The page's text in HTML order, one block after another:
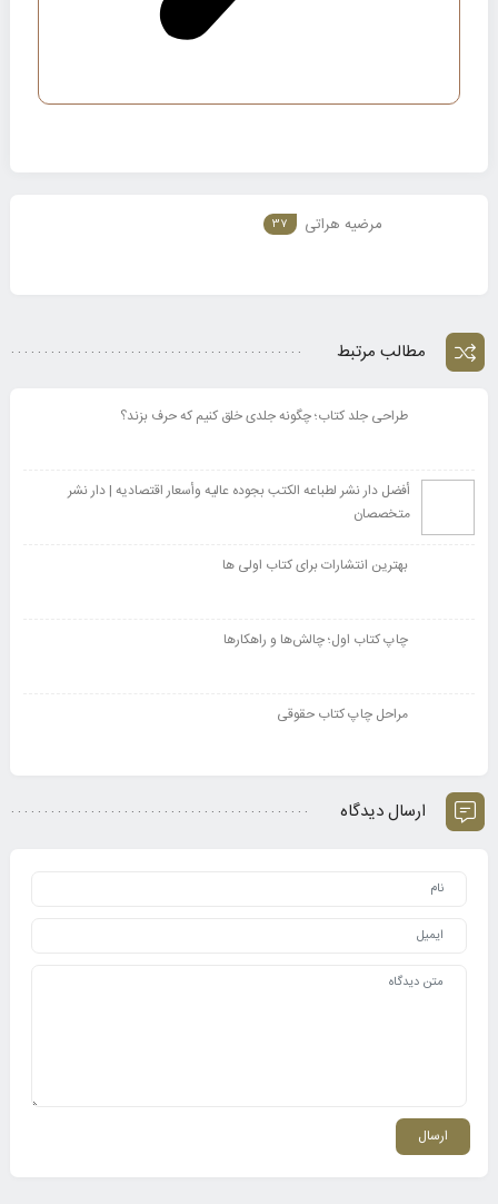
مرضیه هراتی 37
مطالب مرتبط
طراحی جلد کتاب؛ چگونه جلدی خلق کنیم که حرف بزند؟
أفضل دار نشر لطباعه الکتب بجوده عالیه وأسعار اقتصادیه | دار نشر
متخصصان
بهترین انتشارات برای کتاب اولی ها
چاپ کتاب اول؛ چالش‌ها و راهکارها
مراحل چاپ کتاب حقوقی
ارسال دیدگاه